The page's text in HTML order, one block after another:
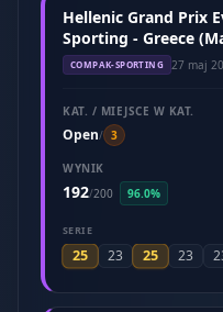
Hellenic Grand Prix
Sporting - Greece
COMPAK-SPORTING 27 maj
KAT. / MIEJSCE W KAT.
Open/ 3
WYNIK
192/200 96.0%
SERIE
25 23 25 23